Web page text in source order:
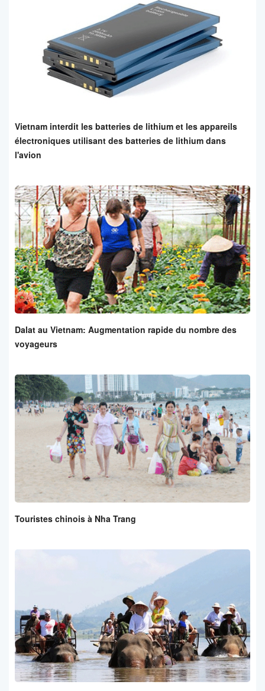
Vietnam interdit les batteries de lithium et les appareils
électroniques utilisant des batteries de lithium dans
l'avion
Dalat au Vietnam: Augmentation rapide du nombre des
voyageurs
Touristes chinois à Nha Trang